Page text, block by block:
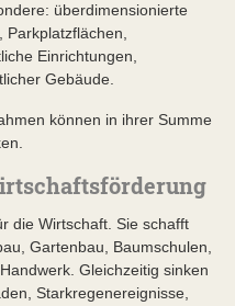
überdimensionierte
Parkplatzflächen,
Einrichtungen,
Gebäude.
können in ihrer Summe
die Wirtschaft. Sie schafft
Gartenbau, Baumschulen,
Gleichzeitig sinken
Starkregenereignisse,